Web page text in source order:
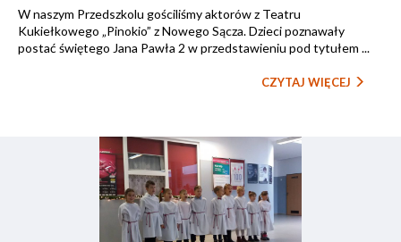
W naszym Przedszkolu gościliśmy aktorów z Teatru
Kukiełkowego „Pinokio” z Nowego Sącza. Dzieci poznawały
postać świętego Jana Pawła 2 w przedstawieniu pod tytułem ...
CZYTAJ WIĘCEJ